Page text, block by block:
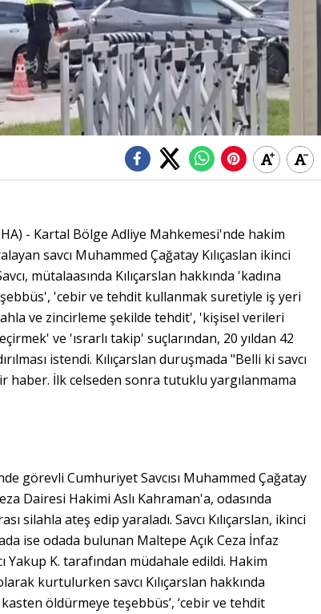
- Kartal Bölge Adliye Mahkemesi'nde hakim
savcı Muhammed Çağatay Kılıçaslan ikinci
mütalaasında Kılıçarslan hakkında 'kadına
'cebir ve tehdit kullanmak suretiyle iş yeri
ve zincirleme şekilde tehdit', 'kişisel verileri
ve 'ısrarlı takip' suçlarından, 20 yıldan 42
istendi. Kılıçarslan duruşmada "Belli ki savcı
haber. İlk celseden sonra tutuklu yargılanmama
görevli Cumhuriyet Savcısı Muhammed Çağatay
Dairesi Hakimi Aslı Kahraman'a, odasında
silahla ateş edip yaraladı. Savcı Kılıçarslan, ikinci
ise odada bulunan Maltepe Açık Ceza İnfaz
Yakup K. tarafından müdahale edildi. Hakim
kurtulurken savcı Kılıçarslan hakkında
kasten öldürmeye teşebbüs’, ‘cebir ve tehdit